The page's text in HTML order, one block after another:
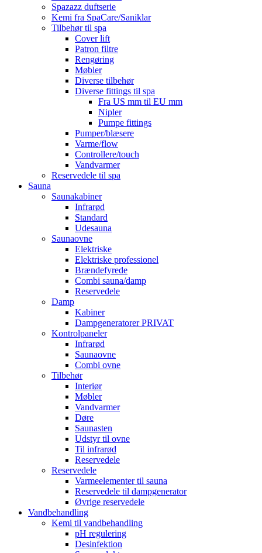
Spazazz duftserie
Kemi fra SpaCare/Saniklar
Tilbehør til spa
Cover lift
Patron filtre
Rengøring
Møbler
Diverse tilbehør
Diverse fittings til spa
Fra US mm til EU mm
Nipler
Pumpe fittings
Pumper/blæsere
Varme/flow
Controllere/touch
Vandvarmer
Reservedele til spa
Sauna
Saunakabiner
Infrarød
Standard
Udesauna
Saunaovne
Elektriske
Elektriske professionel
Brændefyrede
Combi sauna/damp
Reservedele
Damp
Kabiner
Dampgeneratorer PRIVAT
Kontrolpaneler
Infrarød
Saunaovne
Combi ovne
Tilbehør
Interiør
Møbler
Vandvarmer
Døre
Saunasten
Udstyr til ovne
Til infrarød
Reservedele
Reservedele
Varmeelementer til sauna
Reservedele til dampgenerator
Øvrige reservedele
Vandbehandling
Kemi til vandbehandling
pH regulering
Desinfektion